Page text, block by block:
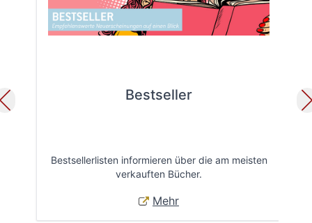
Bestseller
Bestsellerlisten informieren über die am meisten
verkauften Bücher.
Mehr